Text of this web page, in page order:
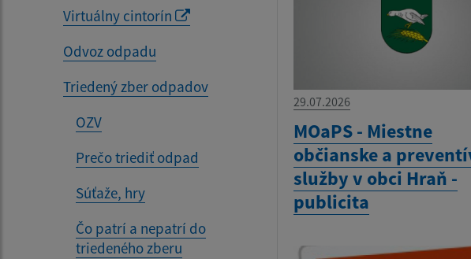
Virtuálny cintorín
Odvoz odpadu
Triedený zber odpadov
OZV
Prečo triediť odpad
Súťaže, hry
Čo patrí a nepatrí do
triedeného zberu
29.07.2026
MOaPS - Miestne
občianske a
služby v obci Hraň -
publicita